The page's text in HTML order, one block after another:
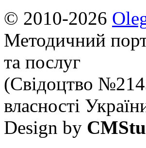
© 2010-2026
Методичний
та послуг
(Свідоцтво
власності
Design by